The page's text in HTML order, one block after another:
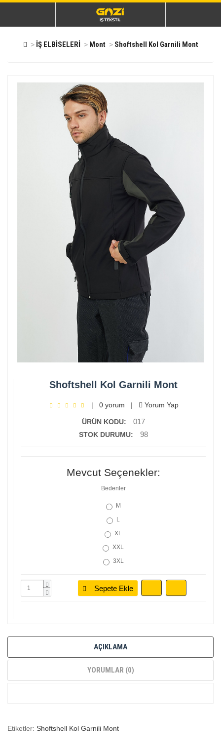
İŞ ELBİSELERİ Mont Shoftshell Kol Garnili Mont
Shoftshell Kol Garnili Mont
| 0 yorum | Yorum Yap
ÜRÜN KODU: 017
STOK DURUMU: 98
Mevcut Seçenekler:
Bedenler
M
L
XL
XXL
3XL
Sepete Ekle
AÇIKLAMA
YORUMLAR (0)
Etiketler: Shoftshell Kol Garnili Mont